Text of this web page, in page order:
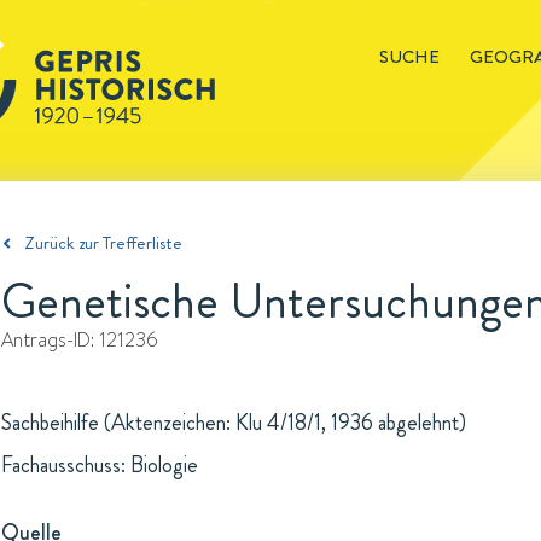
SUCHE
Zurück zur Trefferliste
Genetische
Antrags-ID: 121236
Sachbeihilfe (Aktenzeichen: Klu 4/18/1, 1936 abgelehnt)
Fachausschuss: Biologie
Quelle